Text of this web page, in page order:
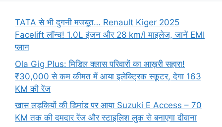
TATA से भी दुगनी मजबूत… Renault Kiger 2025
Facelift लॉन्च! 1.0L इंजन और 28 km/l माइलेज, जानें EMI
प्लान
Ola Gig Plus: मिडिल क्लास परिवारों का आख़री सहारा!
₹30,000 से कम कीमत में आया इलेक्ट्रिक स्कूटर, देगा 163
KM की रेंज
खास लड़कियों की डिमांड पर आया Suzuki E Access – 70
KM तक की दमदार रेंज और स्टाइलिश लुक से बनाएगा दीवाना